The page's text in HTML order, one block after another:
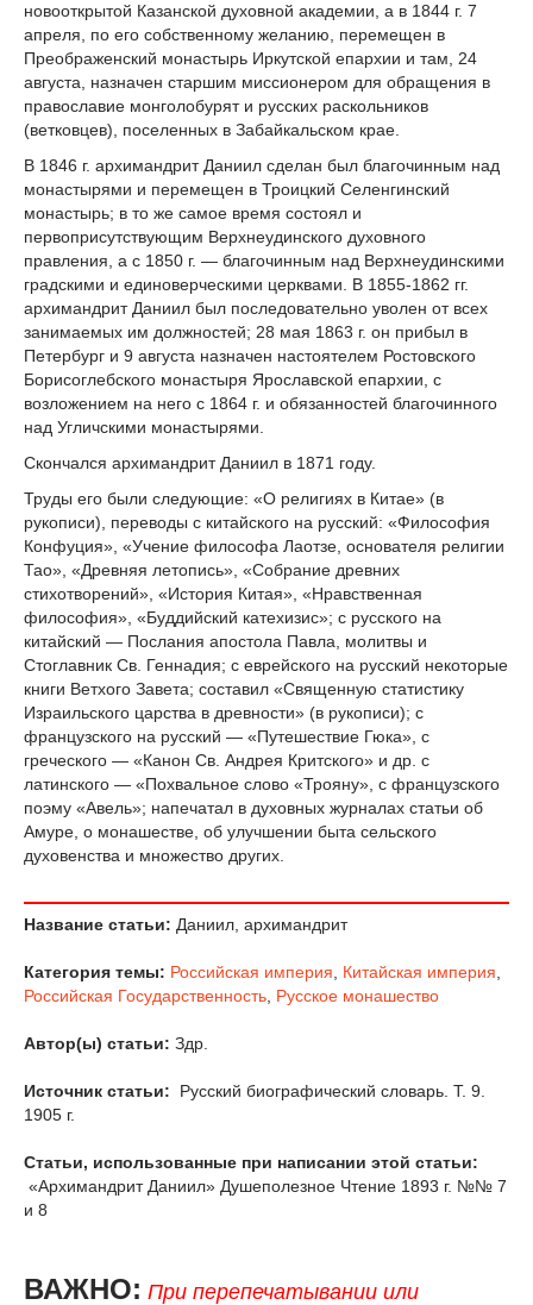
новооткрытой Казанской духовной академии, а в 1844 г. 7
апреля, по его собственному желанию, перемещен в
Преображенский монастырь Иркутской епархии и там, 24
августа, назначен старшим миссионером для обращения в
православие монголобурят и русских раскольников
(ветковцев), поселенных в Забайкальском крае.
В 1846 г. архимандрит Даниил сделан был благочинным над
монастырями и перемещен в Троицкий Селенгинский
монастырь; в то же самое время состоял и
первоприсутствующим Верхнеудинского духовного
правления, а с 1850 г. — благочинным над Верхнеудинскими
градскими и единоверческими церквами. В 1855-1862 гг.
архимандрит Даниил был последовательно уволен от всех
занимаемых им должностей; 28 мая 1863 г. он прибыл в
Петербург и 9 августа назначен настоятелем Ростовского
Борисоглебского монастыря Ярославской епархии, с
возложением на него с 1864 г. и обязанностей благочинного
над Угличскими монастырями.
Скончался архимандрит Даниил в 1871 году.
Труды его были следующие: «О религиях в Китае» (в
рукописи), переводы с китайского на русский: «Философия
Конфуция», «Учение философа Лаотзе, основателя религии
Тао», «Древняя летопись», «Собрание древних
стихотворений», «История Китая», «Нравственная
философия», «Буддийский катехизис»; с русского на
китайский — Послания апостола Павла, молитвы и
Стоглавник Св. Геннадия; с еврейского на русский некоторые
книги Ветхого Завета; составил «Священную статистику
Израильского царства в древности» (в рукописи); с
французского на русский — «Путешествие Гюка», с
греческого — «Канон Св. Андрея Критского» и др. с
латинского — «Похвальное слово «Трояну», с французского
поэму «Авель»; напечатал в духовных журналах статьи об
Амуре, о монашестве, об улучшении быта сельского
духовенства и множество других.
Название статьи: Даниил, архимандрит
Категория темы: Российская империя, Китайская империя,
Российская Государственность, Русское монашество
Автор(ы) статьи: Здр.
Источник статьи:
Русский биографический словарь. Т. 9.
1905 г.
Статьи, использованные при написании этой статьи:
«Архимандрит Даниил» Душеполезное Чтение 1893 г. №№ 7
и 8
ВАЖНО: При перепечатывании или